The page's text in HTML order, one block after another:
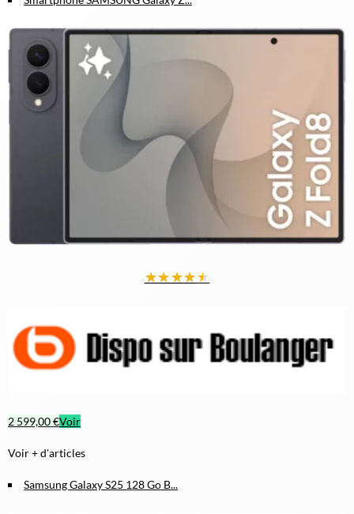
★★★★★
2 599,00 €Voir
Voir + d'articles
Samsung Galaxy S25 128 Go B...